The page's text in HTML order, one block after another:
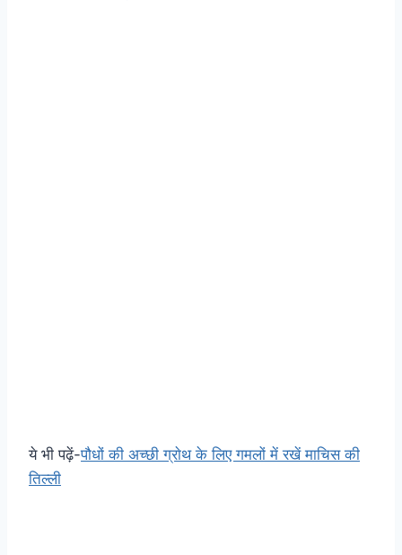
ये भी पढ़ें-पौधों की अच्छी ग्राेथ के लिए गमलों में रखें माचिस की
तिल्ली